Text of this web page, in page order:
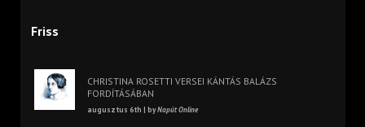
Friss
CHRISTINA ROSETTI VERSEI KÁNTÁS BALÁZS
FORDÍTÁSÁBAN
augusztus 6th | byNapút Online